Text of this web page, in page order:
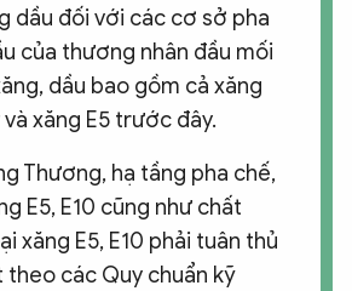
dầu đối với các cơ sở pha
của thương nhân đầu mối
dầu bao gồm cả xăng
và xăng E5 trước đây.
Thương, hạ tầng pha chế,
E5, E10 cũng như chất
xăng E5, E10 phải tuân thủ
theo các Quy chuẩn kỹ